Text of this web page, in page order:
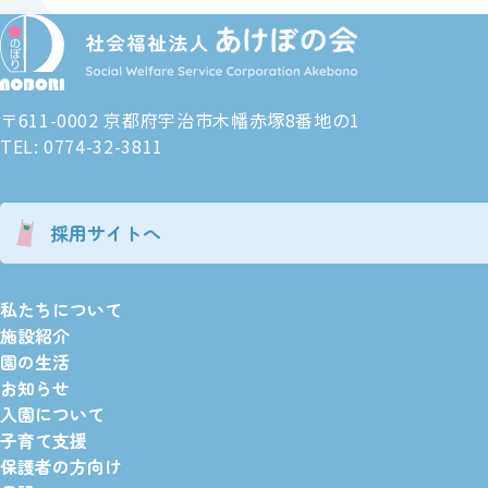
〒611-0002 京都府宇治市木幡赤塚8番地の1
TEL: 0774-32-3811
採用サイトへ
私たちについて
施設紹介
園の生活
お知らせ
入園について
子育て支援
保護者の方向け